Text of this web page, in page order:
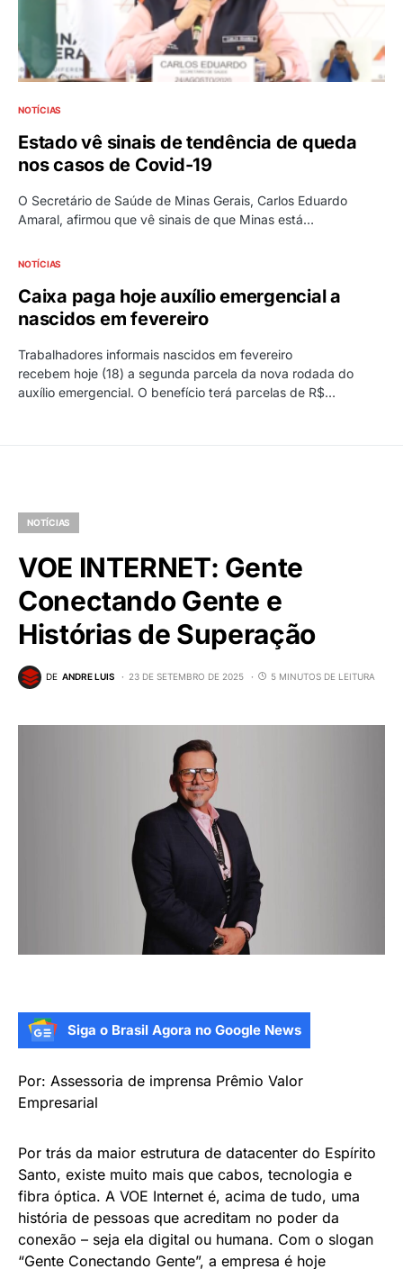
NOTÍCIAS
Estado vê sinais de tendência de queda
nos casos de Covid-19
O Secretário de Saúde de Minas Gerais, Carlos Eduardo
Amaral, afirmou que vê sinais de que Minas está…
NOTÍCIAS
Caixa paga hoje auxílio emergencial a
nascidos em fevereiro
Trabalhadores informais nascidos em fevereiro
recebem hoje (18) a segunda parcela da nova rodada do
auxílio emergencial. O benefício terá parcelas de R$…
NOTÍCIAS
VOE INTERNET: Gente
Conectando Gente e
Histórias de Superação
DE ANDRE LUIS 23 DE SETEMBRO DE 2025 5 MINUTOS DE LEITURA
Siga o Brasil Agora no Google News
Por: Assessoria de imprensa Prêmio Valor
Empresarial
Por trás da maior estrutura de datacenter do Espírito
Santo, existe muito mais que cabos, tecnologia e
fibra óptica. A VOE Internet é, acima de tudo, uma
história de pessoas que acreditam no poder da
conexão – seja ela digital ou humana. Com o slogan
“Gente Conectando Gente”, a empresa é hoje